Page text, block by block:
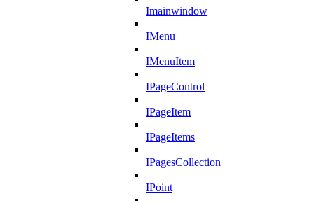
Imainwindow
IMenu
IMenuItem
IPageControl
IPageItem
IPageItems
IPagesCollection
IPoint